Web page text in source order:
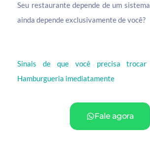
Seu restaurante depende de um
ainda depende exclusivamente de você?
Sinais de que você precisa
Hamburgueria imediatamente
Fale agora